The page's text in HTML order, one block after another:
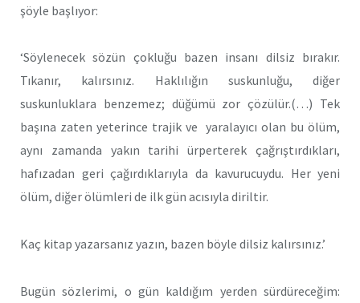
şöyle başlıyor:
‘Söylenecek sözün çokluğu bazen insanı dilsiz bırakır.
Tıkanır, kalırsınız. Haklılığın suskunluğu, diğer
suskunluklara benzemez; düğümü zor çözülür.(…) Tek
başına zaten yeterince trajik ve yaralayıcı olan bu ölüm,
aynı zamanda yakın tarihi ürperterek çağrıştırdıkları,
hafızadan geri çağırdıklarıyla da kavurucuydu. Her yeni
ölüm, diğer ölümleri de ilk gün acısıyla diriltir.
Kaç kitap yazarsanız yazın, bazen böyle dilsiz kalırsınız.’
Bugün sözlerimi, o gün kaldığım yerden sürdüreceğim: